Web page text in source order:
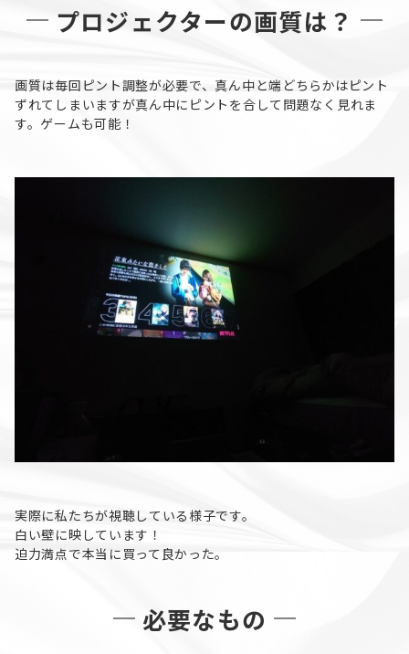
プロジェクターの画質は？
画質は毎回ピント調整が必要で、真ん中と端どちらかはピント
ずれてしまいますが真ん中にピントを合して問題なく見れま
す。ゲームも可能！
実際に私たちが視聴している様子です。
白い壁に映しています！
迫力満点で本当に買って良かった。
必要なもの